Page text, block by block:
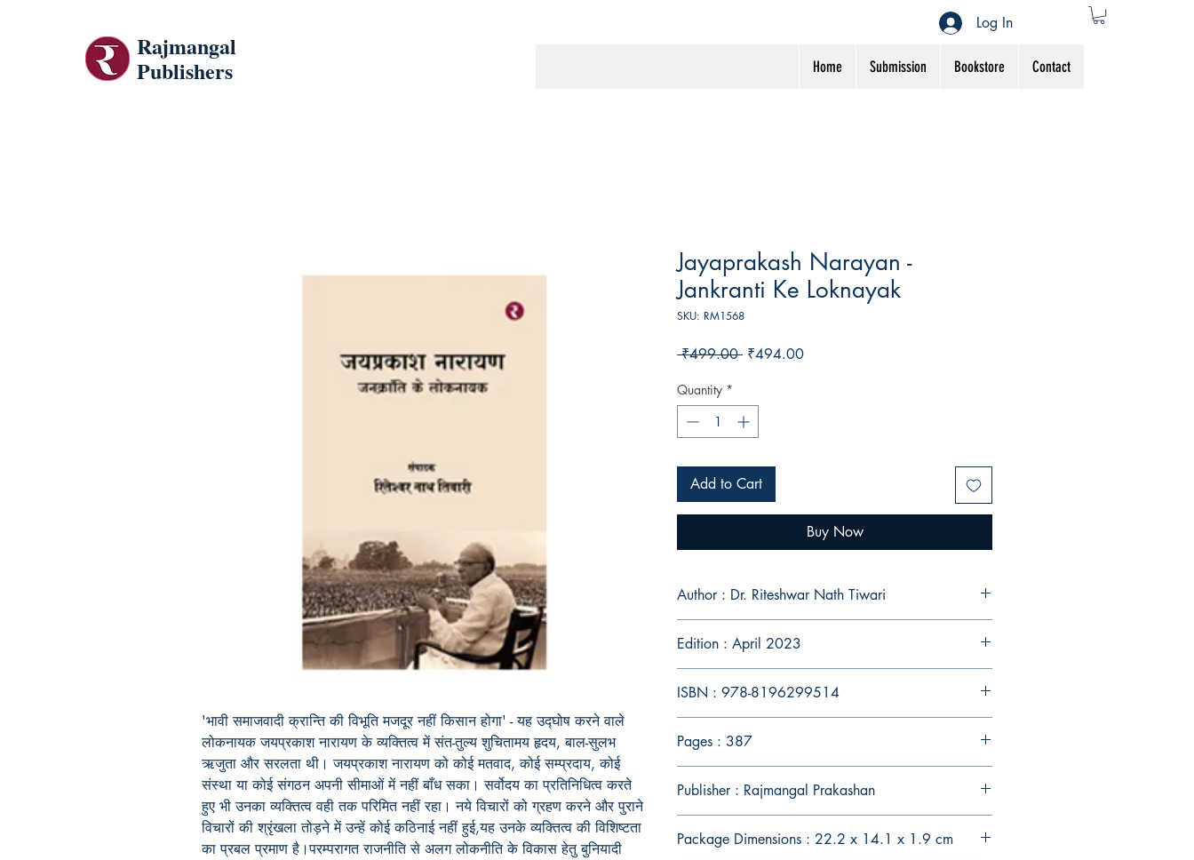
Rajmangal
Publishers
Home Submission Bookstore Contact
Log In
'भावी समाजवादी क्रान्ति की विभूति मजदूर नहीं किसान होगा' - यह उद्घोष करने वाले
लोकनायक जयप्रकाश नारायण के व्यक्तित्व में संत-तुल्य शुचितामय हृदय, बाल-सुलभ
ऋजुता और सरलता थी। जयप्रकाश नारायण को कोई मतवाद, कोई सम्प्रदाय, कोई
संस्था या कोई संगठन अपनी सीमाओं में नहीं बाँध सका। सर्वोदय का प्रतिनिधित्व करते
हुए भी उनका व्यक्तित्व वही तक परिमित नहीं रहा। नये विचारों को ग्रहण करने और पुराने
विचारों की श्रृंखला तोड़ने में उन्हें कोई कठिनाई नहीं हुई,यह उनके व्यक्तित्व की विशिष्टता
का प्रबल प्रमाण है।परम्परागत राजनीति से अलग लोकनीति के विकास हेतु बुनियादी
Jayaprakash Narayan -
Jankranti Ke Loknayak
SKU: RM1568
₹499.00 Regular
₹494.00Sale
Quantity *
Add to Cart
Buy Now
Author : Dr. Riteshwar Nath Tiwari
Edition : April 2023
ISBN : 978-8196299514
Pages : 387
Publisher : Rajmangal Prakashan
Package Dimensions : 22.2 x 14.1 x 1.9 cm